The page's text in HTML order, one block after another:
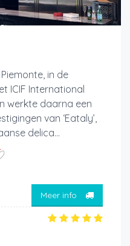
in de
ICIF International
werkte daarna een
van ‘Eataly’,
delica...
Meer info